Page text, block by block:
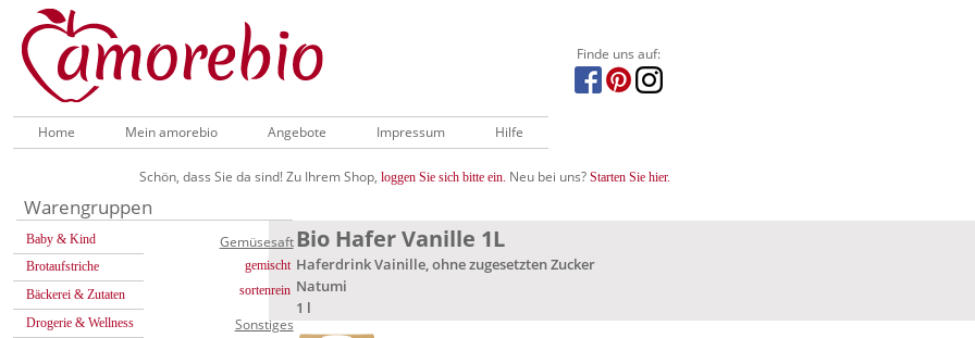
Finde uns auf:
Home Mein amorebio Angebote Impressum Hilfe
Schön, dass Sie da sind! Zu Ihrem Shop, loggen Sie sich bitte ein. Neu bei uns? Starten Sie hier.
Warengruppen
Baby & Kind
Brotaufstriche
Bäckerei & Zutaten
Drogerie & Wellness
Gemüsesaft
gemischt
sortenrein
Sonstiges
Bio Hafer Vanille 1L
Haferdrink Vainille, ohne zugesetzten Zucker
Natumi
1 l